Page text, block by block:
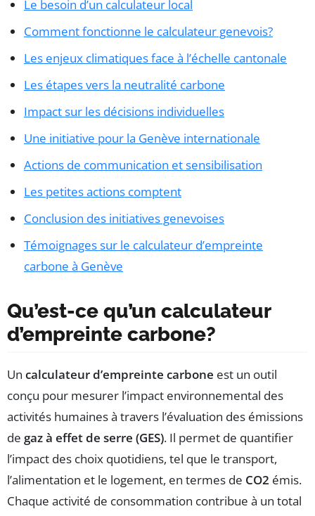
Le besoin d’un calculateur local
Comment fonctionne le calculateur genevois?
Les enjeux climatiques face à l’échelle cantonale
Les étapes vers la neutralité carbone
Impact sur les décisions individuelles
Une initiative pour la Genève internationale
Actions de communication et sensibilisation
Les petites actions comptent
Conclusion des initiatives genevoises
Témoignages sur le calculateur d’empreinte
carbone à Genève
Qu’est-ce qu’un calculateur
d’empreinte carbone?
Un calculateur d’empreinte carbone est un outil
conçu pour mesurer l’impact environnemental des
activités humaines à travers l’évaluation des émissions
de gaz à effet de serre (GES). Il permet de quantifier
l’impact des choix quotidiens, tel que le transport,
l’alimentation et le logement, en termes de CO2 émis.
Chaque activité de consommation contribue à un total